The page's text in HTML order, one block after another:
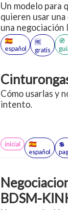
Un modelo para
quieren usar
una negociación
modelo pre-
gustos,
preferencias,
🇪🇸
español
🆓
gratis
🧭
Cómo usarlas y
intento.
inicial
🇪🇸
español
💲
BDSM-